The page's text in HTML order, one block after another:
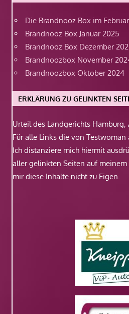
Die Brandnooz Box im
Brandnooz Box Januar 2025
Brandnooz Box Dezember
Brandnoozbox November
Brandnoozbox Oktober 2024
ERKLÄRUNG ZU GELINKTEN
Urteil des Landgerichts Hamburg,
Für alle Links die von
Ich distanziere mich hiermit
aller gelinkten Seiten auf
mir diese Inhalte nicht zu Eigen.